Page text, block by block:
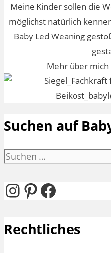
Meine Kinder sollen die
möglichst natürlich
Baby Led Weaning
Mehr über
Suchen auf
Suchen
Instagram
Pinterest
Facebook
Rechtliches